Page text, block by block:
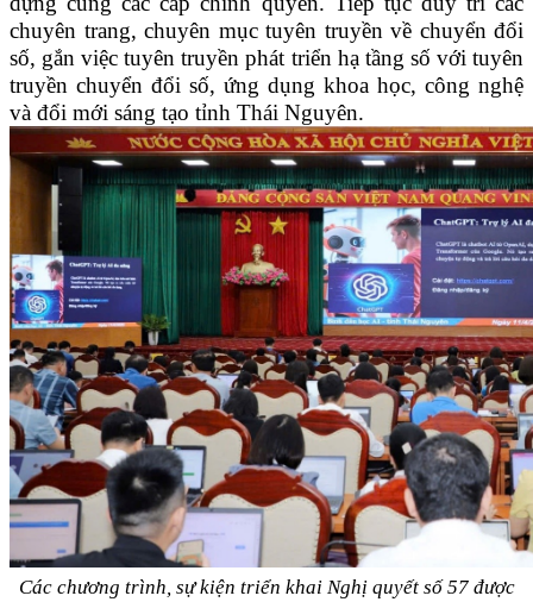
chuyên trang, chuyên mục tuyên truyền về chuyển đổi
số, gắn việc tuyên truyền phát triển hạ tầng số với tuyên
truyền chuyển đổi số, ứng dụng khoa học, công nghệ
và đổi mới sáng tạo tỉnh Thái Nguyên.
Các chương trình, sự kiện triển khai Nghị quyết số 57 được